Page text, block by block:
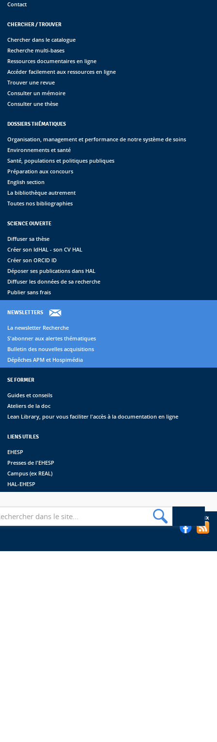
Contact
CHERCHER / TROUVER
Chercher dans le catalogue
Recherche multi-bases
Ressources documentaires en ligne
Accéder facilement aux ressources en ligne
Trouver une revue
Consulter un mémoire
Consulter une thèse
DOSSIERS THÉMATIQUES
Organisation, management et performance de notre système de soins
Environnements et santé
Santé, populations et politiques publiques
Préparation aux concours
English section
La bibliothèque autrement
Toutes nos bibliographies
SCIENCE OUVERTE
Diffuser sa thèse
Créer son IdHAL - son CV HAL
Créer son ORCID ID
Déposer ses publications dans HAL
Diffuser les données de sa recherche
Publier sans frais
NEWSLETTERS
La newsletter Recherche
S'abonner aux alertes thématiques
Bulletin des nouvelles acquisitions
Dépêches APM et Hospimédia
SE FORMER
Guides et conseils
Ateliers de la doc
Lean Library, pour vous faciliter l'accès à la documentation en ligne
LIENS UTILES
EHESP
Presses de l'EHESP
Campus (ex REAL)
HAL-EHESP
Suivez les bibliothèques de l'EHESP sur les réseaux sociaux